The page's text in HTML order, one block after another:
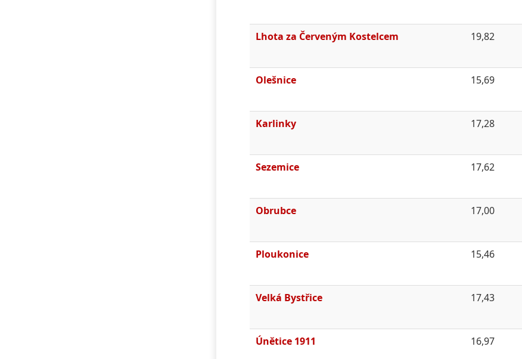
Lhota za Červeným Kostelcem 19,82
Olešnice 15,69
Karlinky 17,28
Sezemice 17,62
Obrubce 17,00
Ploukonice 15,46
Velká Bystřice 17,43
Únětice 1911 16,97